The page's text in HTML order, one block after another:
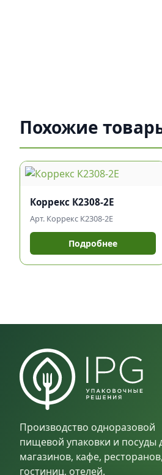
Похожие
Коррекс К2308-2Е
Арт. Коррекс К2308-2Е
Подробнее
Производство одноразовой
пищевой упаковки и посуды
магазинов, кафе, ресторанов,
гостиниц, отелей.